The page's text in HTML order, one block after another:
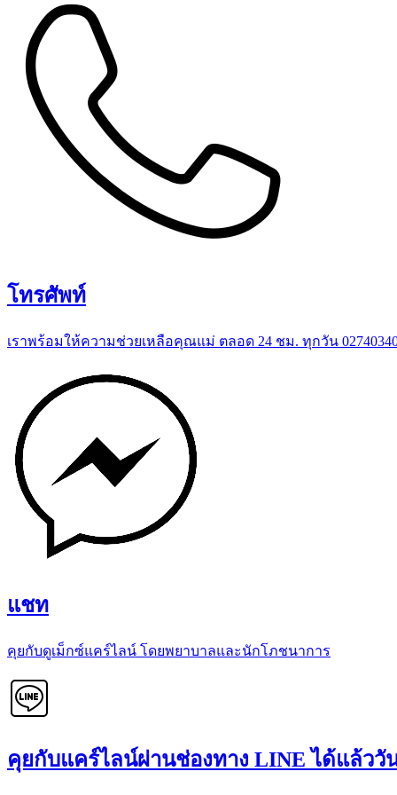
โทรศัพท์
เราพร้อมให้ความช่วยเหลือคุณแม่ ตลอด 24 ชม. ทุกวัน
แชท
คุยกับดูเม็กซ์แคร์ไลน์ โดยพยาบาลและนักโภชนาการ
คุยกับแคร์ไลน์ผ่านช่องทาง LINE ได้แล้ววั